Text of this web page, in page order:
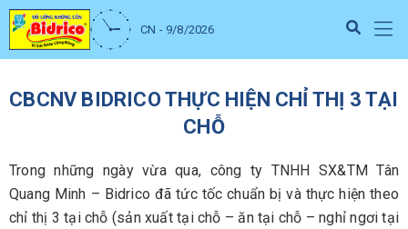
CN - 9/8/2026
CBCNV BIDRICO THỰC HIỆN CHỈ THỊ 3 TẠI
CHỖ
Trong những ngày vừa qua, công ty TNHH SX&TM Tân
Quang Minh – Bidrico đã tức tốc chuẩn bị và thực hiện theo
chỉ thị 3 tại chỗ (sản xuất tại chỗ – ăn tại chỗ – nghỉ ngơi tại